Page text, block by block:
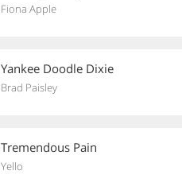
Fiona Apple
Yankee Doodle Dixie
Brad Paisley
Tremendous Pain
Yello